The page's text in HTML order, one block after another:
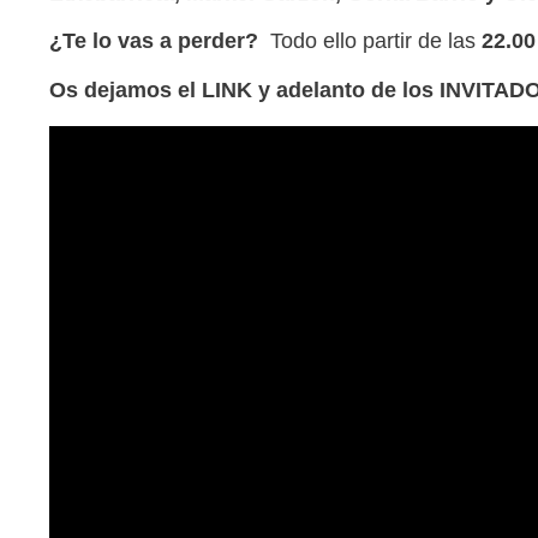
¿Te lo vas a perder? Todo ello partir de las
Os dejamos el LINK y adelanto de los